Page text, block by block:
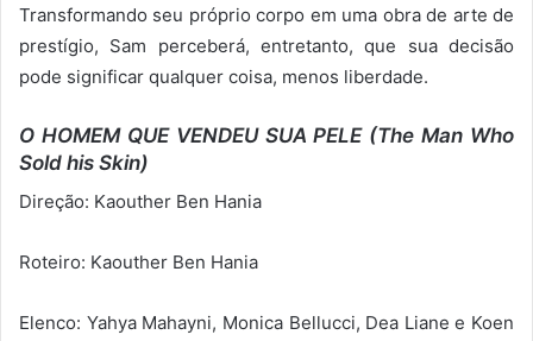
Transformando seu próprio corpo em uma obra de arte de
prestígio, Sam perceberá, entretanto, que sua decisão
pode significar qualquer coisa, menos liberdade.
O HOMEM QUE VENDEU SUA PELE (The Man Who
Sold his Skin)
Direção: Kaouther Ben Hania
Roteiro: Kaouther Ben Hania
Elenco: Yahya Mahayni, Monica Bellucci, Dea Liane e Koen